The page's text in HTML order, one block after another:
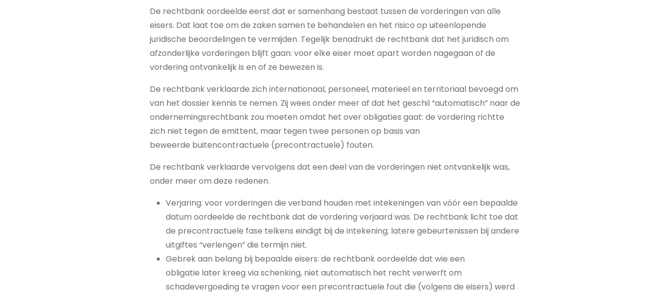
De rechtbank oordeelde eerst dat er samenhang bestaat tussen de vorderingen van alle
eisers. Dat laat toe om de zaken samen te behandelen en het risico op uiteenlopende
juridische beoordelingen te vermijden. Tegelijk benadrukt de rechtbank dat het juridisch om
afzonderlijke vorderingen blijft gaan: voor elke eiser moet apart worden nagegaan of de
vordering ontvankelijk is en of ze bewezen is.
De rechtbank verklaarde zich internationaal, personeel, materieel en territoriaal bevoegd om
van het dossier kennis te nemen. Zij wees onder meer af dat het geschil “automatisch” naar de
ondernemingsrechtbank zou moeten omdat het over obligaties gaat: de vordering richtte
zich niet tegen de emittent, maar tegen twee personen op basis van
beweerde buitencontractuele (precontractuele) fouten.
De rechtbank verklaarde vervolgens dat een deel van de vorderingen niet ontvankelijk was,
onder meer om deze redenen.
Verjaring: voor vorderingen die verband houden met intekeningen van vóór een bepaalde
datum oordeelde de rechtbank dat de vordering verjaard was. De rechtbank licht toe dat
de precontractuele fase telkens eindigt bij de intekening; latere gebeurtenissen bij andere
uitgiftes “verlengen” die termijn niet.
Gebrek aan belang bij bepaalde eisers: de rechtbank oordeelde dat wie een
obligatie later kreeg via schenking, niet automatisch het recht verwerft om
schadevergoeding te vragen voor een precontractuele fout die (volgens de eisers) werd